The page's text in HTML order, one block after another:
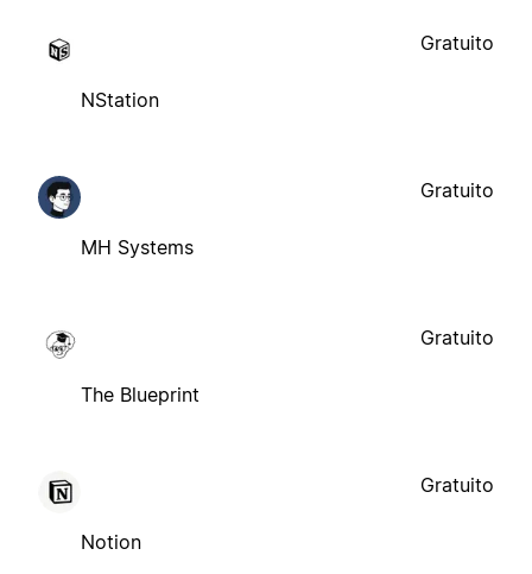
NStation
Gratuito
MH Systems
Gratuito
The Blueprint
Gratuito
Notion
Gratuito